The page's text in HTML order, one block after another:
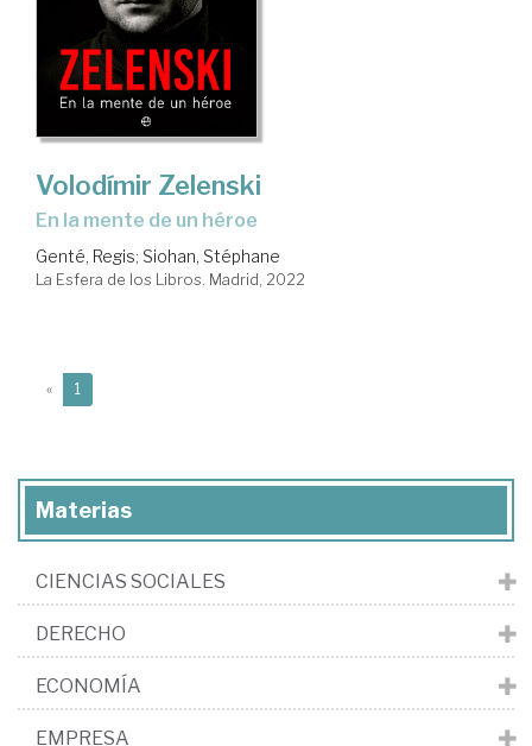
Volodímir Zelenski
en la mente de un héroe
Genté, Regis; Siohan, Stéphane
La Esfera de los Libros. Madrid, 2022
« 1
Materias
CIENCIAS SOCIALES
DERECHO
ECONOMÍA
EMPRESA